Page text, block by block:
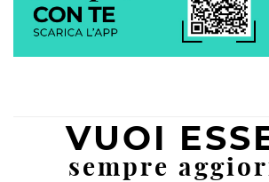
VUOI
sempre